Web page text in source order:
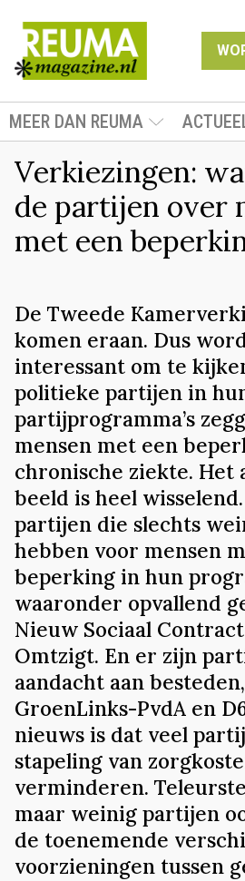
MEER DAN REUMA
Verkiezingen:
de partijen over
met een
De Tweede
komen eraan. Dus
interessant om te
politieke partijen in
partijprogramma’s
mensen met een
chronische ziekte. Het
beeld is heel
partijen die slechts
hebben voor mensen
beperking in hun
waaronder opvallend
Nieuw Sociaal
Omtzigt. En er zijn
aandacht aan
GroenLinks-PvdA en
nieuws is dat veel
stapeling van
verminderen.
maar weinig partijen
de toenemende
voorzieningen tussen